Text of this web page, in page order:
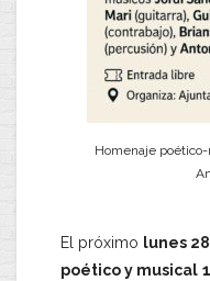
Homenaje
El próximo lunes
poético y musical